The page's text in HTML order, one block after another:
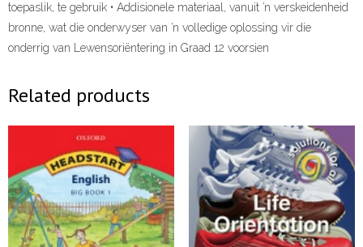
toepaslik, te gebruik • Addisionele materiaal, vanuit ’n verskeidenheid
bronne, wat die onderwyser van ’n volledige oplossing vir die
onderrig van Lewensoriëntering in Graad 12 voorsien
Related products